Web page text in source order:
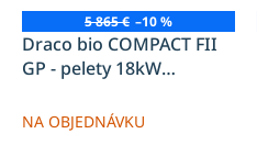
5 865 € –10 %
Draco bio COMPACT FII
GP - pelety 18kW
NA OBJEDNÁVKU